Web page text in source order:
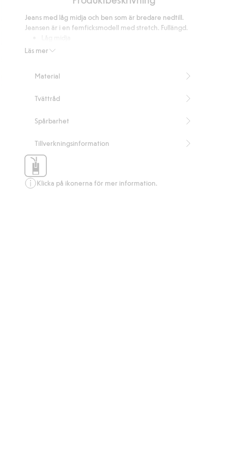
Läs mer
Jeans med låg midja och ben som är bredare nedtill.
Jeansen är i en femficksmodell med stretch. Fullängd.
Femficksmodell
Innerbenslängd 82 cm i storlek 38
Material
Tvättråd
Spårbarhet
Tillverkningsinformation
Klicka på ikonerna för mer information.